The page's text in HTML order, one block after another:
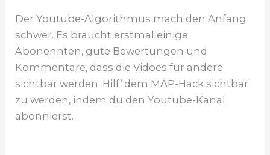
Der Youtube-Algorithmus mach den Anfang
schwer. Es braucht erstmal einige
Abonennten, gute Bewertungen und
Kommentare, dass die Vidoes für andere
sichtbar werden. Hilf‘ dem MAP-Hack sichtbar
zu werden, indem du den Youtube-Kanal
abonnierst.